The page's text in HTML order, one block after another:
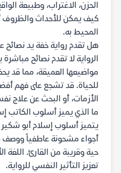
الحزن، الاغتراب، وطبيعة
كيف يمكن للأحداث والظروف
المحيط به.
هل تقدم رواية خفة يد نصائح
الرواية لا تقدم نصائح
مواضيعها العميقة، مما قد
للحياة. قد تشجع على فهم
الأزمات، أو البحث عن علاج
ما الذي يميز أسلوب الكاتب
يتميز أسلوب إسلام أبو
أجواء مشحونة عاطفياً ووصف
حية وقريبة من القارئ. اللغة
تعزيز التأثير النفسي للرواية.